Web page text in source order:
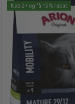
Køb 2+ og få 15% rabat